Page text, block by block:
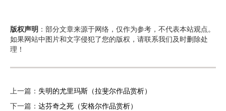
版权声明 ：部分文章来源于网络，仅作为参考，不代表本站观点。
如果网站中图片和文字侵犯了您的版权，请联系我们及时删除处
理！
上一篇： 失明的尤里玛斯（拉斐尔作品赏析）
下一篇： 达芬奇之死（安格尔作品赏析）